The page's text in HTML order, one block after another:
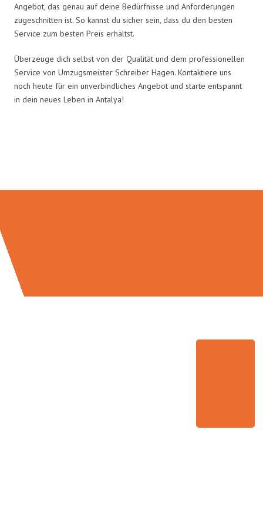
Angebot, das genau auf deine Bedürfnisse und Anforderungen
zugeschnitten ist. So kannst du sicher sein, dass du den besten
Service zum besten Preis erhältst.
Überzeuge dich selbst von der Qualität und dem professionellen
Service von Umzugsmeister Schreiber Hagen. Kontaktiere uns
noch heute für ein unverbindliches Angebot und starte entspannt
in dein neues Leben in Antalya!